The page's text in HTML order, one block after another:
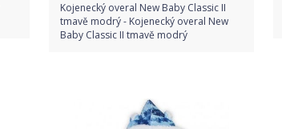
Kojenecký overal New Baby Classic II
tmavě modrý - Kojenecký overal New
Baby Classic II tmavě modrý
Detail produktu